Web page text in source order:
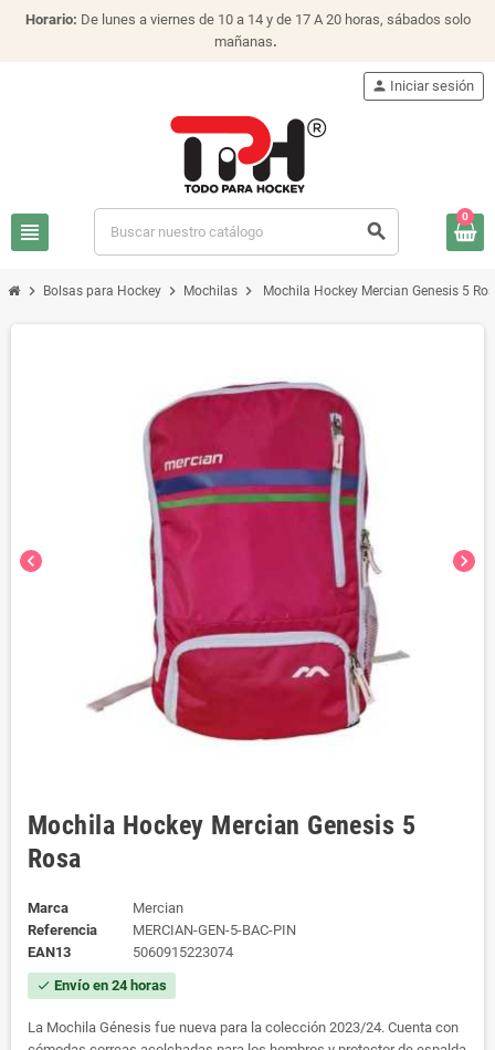
Horario: De lunes a viernes de 10 a 14 y de 17 A 20 horas, sábados solo
mañanas.
view_headline search
person Iniciar sesión
0
chevron_right Bolsas para Hockey chevron_right Mochilas chevron_right Mochila Hockey Mercian Genesis 5
chevron_left chevron_right
Mochila Hockey Mercian Genesis 5
Rosa
Marca
Mercian
Referencia
MERCIAN-GEN-5-BAC-PIN
EAN13
5060915223074
check Envío en 24 horas
La Mochila Génesis fue nueva para la colección 2023/24. Cuenta con